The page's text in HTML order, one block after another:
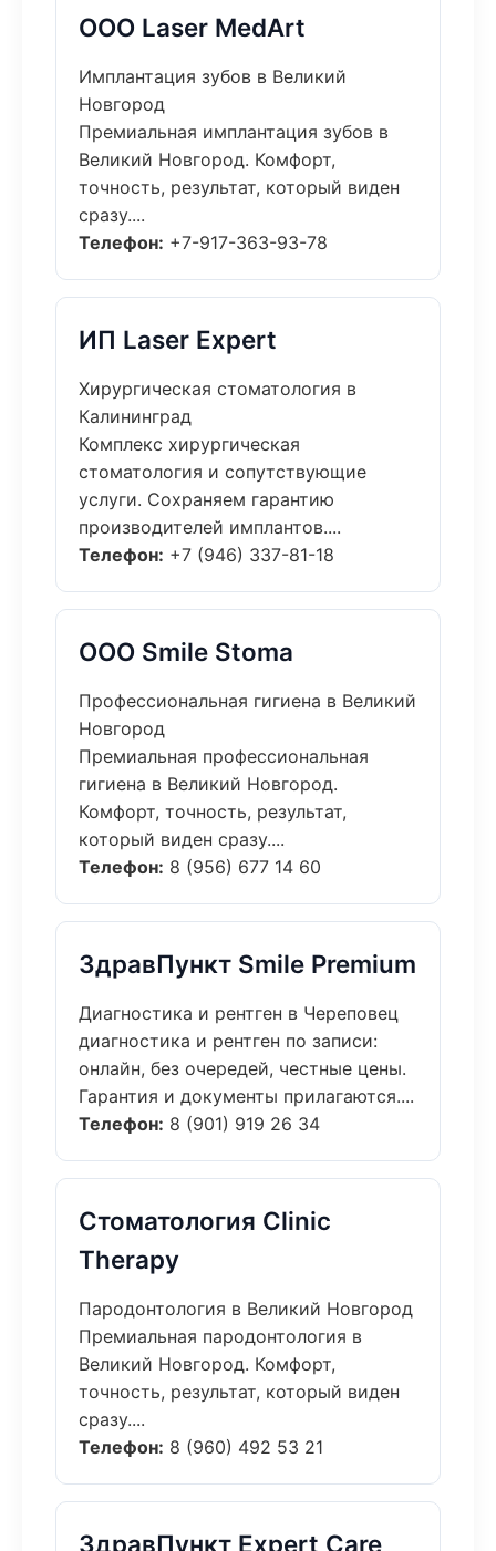
ООО Laser MedArt
Имплантация зубов в Великий
Новгород
Премиальная имплантация зубов в
Великий Новгород. Комфорт,
точность, результат, который виден
сразу....
Телефон: +7-917-363-93-78
ИП Laser Expert
Хирургическая стоматология в
Калининград
Комплекс хирургическая
стоматология и сопутствующие
услуги. Сохраняем гарантию
производителей имплантов....
Телефон: +7 (946) 337-81-18
ООО Smile Stoma
Профессиональная гигиена в Великий
Новгород
Премиальная профессиональная
гигиена в Великий Новгород.
Комфорт, точность, результат,
который виден сразу....
Телефон: 8 (956) 677 14 60
ЗдравПункт Smile Premium
Диагностика и рентген в Череповец
диагностика и рентген по записи:
онлайн, без очередей, честные цены.
Гарантия и документы прилагаются....
Телефон: 8 (901) 919 26 34
Стоматология Clinic
Therapy
Пародонтология в Великий Новгород
Премиальная пародонтология в
Великий Новгород. Комфорт,
точность, результат, который виден
сразу....
Телефон: 8 (960) 492 53 21
ЗдравПункт Expert Care